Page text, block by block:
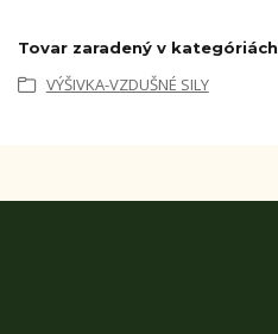
Tovar zaradený v kategóriách
VÝŠIVKA-VZDUŠNÉ SILY